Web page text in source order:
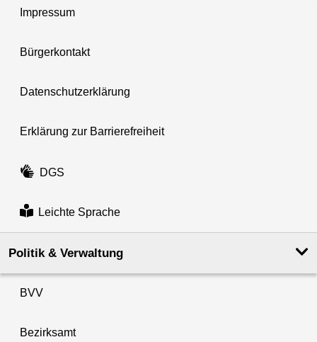
Impressum
Bürgerkontakt
Datenschutzerklärung
Erklärung zur Barrierefreiheit
DGS
Leichte Sprache
Politik & Verwaltung
BVV
Bezirksamt